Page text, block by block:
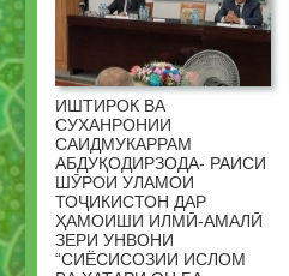
ИШТИРОК ВА
СУХАНРОНИИ
САИДМУКАРРАМ
АБДУҚОДИРЗОДА- РАИСИ
ШӮРОИ УЛАМОИ
ТОҶИКИСТОН ДАР
ҲАМОИШИ ИЛМӢ-АМАЛӢ
ЗЕРИ УНВОНИ
“СИЁСИСОЗИИ ИСЛОМ